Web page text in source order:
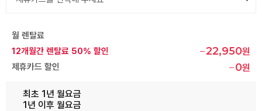
월 렌탈료
12개월간 렌탈료 50% 할인
22,950원
제휴카드 할인 0원
최초 1년 월요금
1년 이후 월요금